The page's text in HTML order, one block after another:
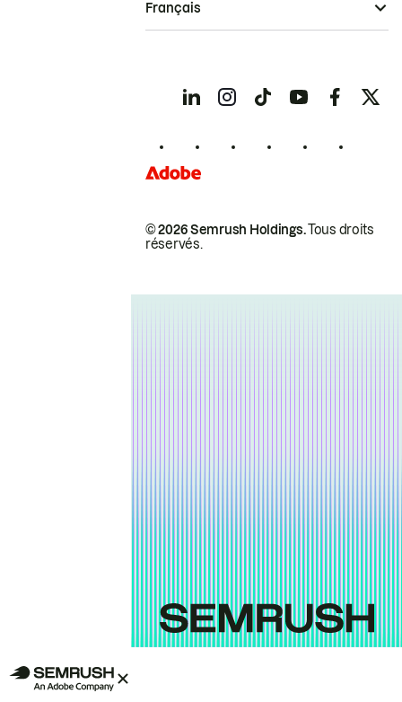
© 2026 Semrush Holdings.Tous droits
réservés.
Français